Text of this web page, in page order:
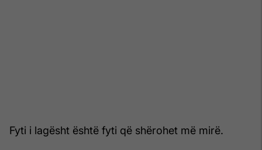
Fyti i lagësht është fyti që shërohet më mirë.